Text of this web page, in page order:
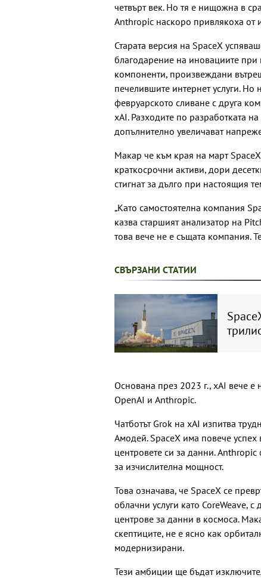
четвърт век. Но тя е нищожна в
Anthropic наскоро привлякоха от
Старата версия на SpaceX
благодарение на иновациите при
компоненти, произвеждани
печелившите интернет услуги.
февруарското сливане с друга
xAI. Разходите по разработката
допълнително увеличават
Макар че към края на март
краткосрочни активи, дори
стигнат за дълго при настоящия
„Като самостоятелна компания
казва старшият анализатор на
това вече не е същата компания.
СВЪРЗАНИ СТАТИИ
Основана през 2023 г., xAI вече е
OpenAI и Anthropic.
Чатботът Grok на xAI изпитва
Амодей. SpaceX има повече
центровете си за данни.
за изчислителна мощност.
Това означава, че SpaceX се
облачни услуги като CoreWeave,
центрове за данни в космоса.
скептиците, не е ясно как
модернизирани.
Тези амбиции ще бъдат